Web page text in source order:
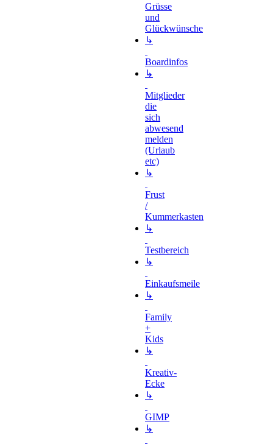
Grüsse
und
Glückwünsche
↳
Boardinfos
↳
Mitglieder
die
sich
abwesend
melden
(Urlaub
etc)
↳
Frust
/
Kummerkasten
↳
Testbereich
↳
Einkaufsmeile
↳
Family
+
Kids
↳
Kreativ-
Ecke
↳
GIMP
↳